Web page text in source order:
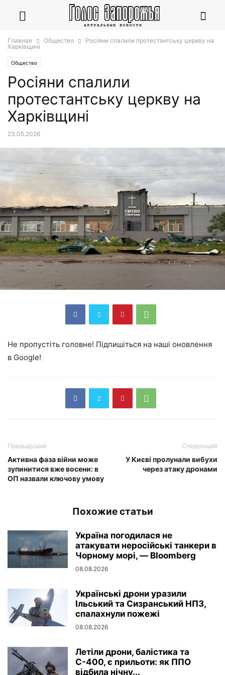
Главная Общество
Росіяни спалили протестантську церкву на
Харківщині
Общество
Росіяни спалили
протестантську церкву на
Харківщині
23.05.2026
Не пропустіть головне! Підпишіться на наші оновлення
в Google!
Предыдущий
Активна фаза війни може
зупинитися вже восени: в
ОП назвали ключову умову
Следующий
У Києві пролунали вибухи
через атаку дронами
Похожие статьи
Україна погодилася не
атакувати неросійські танкери в
Чорному морі, — Bloomberg
08.08.2026
Українські дрони уразили
Ільський та Сизранський НПЗ,
спалахнули пожежі
08.08.2026
Летіли дрони, балістика та
С-400, є прильоти: як ППО
відбила нічну...